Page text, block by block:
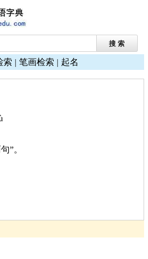
索 | 笔画检索 | 起名
”。